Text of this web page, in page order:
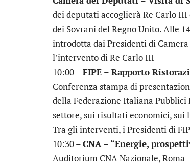
dei deputati accoglierà Re Carlo
dei Sovrani del Regno Unito. Alle
introdotta dai Presidenti di Camera
l’intervento di Re Carlo III
10:00 –FIPE – Rapporto
Conferenza stampa di
della Federazione Italiana
settore, sui risultati economici,
Tra gli interventi, i Presidenti di
10:30 –CNA – “Energie,
Auditorium CNA Nazionale, Roma